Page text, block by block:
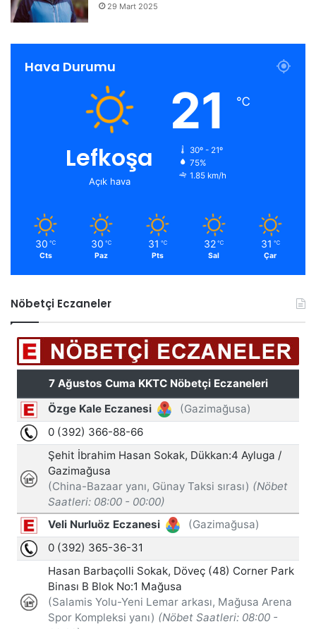
29 Mart 2025
Hava Durumu
Lefkoşa
Açık hava
21 ℃
30º - 21º
75%
1.85 km/h
30 ℃
Cts
30 ℃
Paz
31 ℃
Pts
32 ℃
Sal
31 ℃
Çar
Nöbetçi Eczaneler